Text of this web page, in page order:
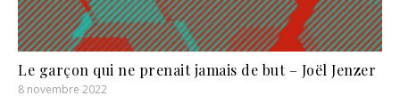
Le garçon qui ne prenait jamais de but – Joël Jenzer
8 novembre 2022